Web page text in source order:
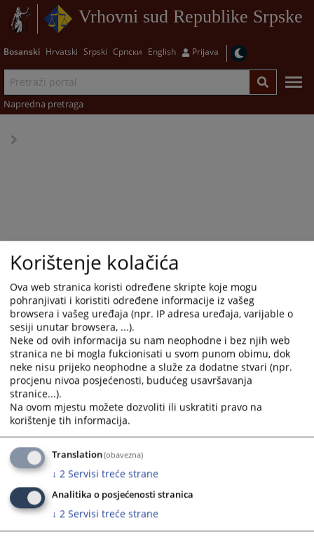
Vrhovni sud Republike Srpske
Bosanski Hrvatski Srpski Српски English Prijava
Napredna pretraga
Trenutno nema vijesti
Korištenje kolačića
Ova web stranica koristi određene skripte koje mogu
pohranjivati i koristiti određene informacije iz vašeg
browsera i vašeg uređaja (npr. IP adresa uređaja, varijable o
sesiji unutar browsera, ...).
Neke od ovih informacija su nam neophodne i bez njih web
stranica ne bi mogla fukcionisati u svom punom obimu, dok
neke nisu prijeko neophodne a služe za dodatne stvari (npr.
procjenu nivoa posjećenosti, budućeg usavršavanja
stranice...).
Na ovom mjestu možete dozvoliti ili uskratiti pravo na
korištenje tih informacija.
Translation(obavezna)
↓ 2 Servisi treće strane
Analitika o posjećenosti stranica
↓ 2 Servisi treće strane